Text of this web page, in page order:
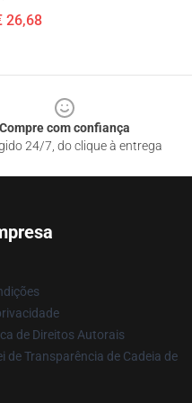
26,68
Compre com confiança
24/7, do clique à entrega
de Direitos Autorais
de Transparência de Cadeia de